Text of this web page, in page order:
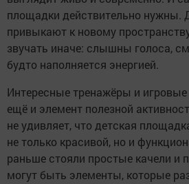
площадки действительно нужны.
привыкают к новому
звучать иначе: слышны голоса,
будто наполняется энергией.
Интересные тренажёры и
ещё и элемент полезной
не удивляет, что детская
не только красивой, но и
раньше стояли простые качели и
могут быть элементы, которые